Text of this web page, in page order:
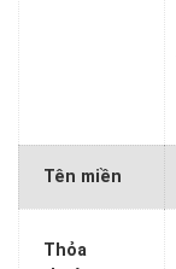
Tên miền
Thỏa